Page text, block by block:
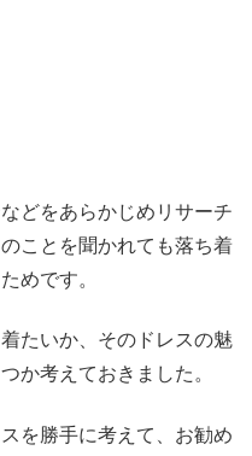
どをあらかじめリサーチ
ことを聞かれても落ち着
めです。
たいか、そのドレスの魅
か考えておきました。
を勝手に考えて、お勧め